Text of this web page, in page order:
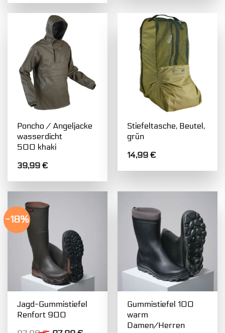
Poncho / Angeljacke
wasserdicht
500 khaki
39,99€
Stiefeltasche, Beutel,
grün
14,99€
-18%
Jagd-Gummistiefel
Renfort 900
Gummistiefel 100
warm
Damen/Herren